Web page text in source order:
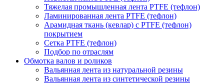
Тяжелая промышленная лента PTFE (тефлон)
Ламинированная лента PTFE (тефлон)
Арамидная ткань (кевлар) с PTFE (тефлон)
покрытием
Сетка PTFE (тефлон)
Подбор по отраслям
Обмотка валов и роликов
Вальянная лента из натуральной резины
Вальянная лента из синтетической резины